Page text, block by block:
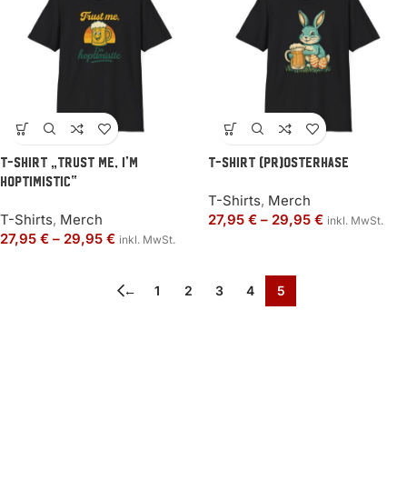
T-Shirt „Trust me, I’m
hoptimistic“
T-Shirts, Merch
27,95 € – 29,95 € inkl. MwSt.
T-Shirt (Pr)Osterhase
T-Shirts, Merch
27,95 € – 29,95 € inkl. MwSt.
← 1 2 3 4 5